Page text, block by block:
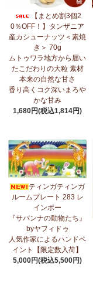
フリルマルチ
無限大！
7/10： ティンガティ
7/10：ティンガティ
名ごとに2つのカテゴ
→ 作家名 A―L
7/7：カンガ2026新柄
7/3：【まとめ割
ナッツ＜素焼き＞＜
まろやかな甘み～
6/30： マルチモバイ
の色』
6/30：ティンガティ
名ごとに2つのカテゴ
→ 作家名 A―L
アフリカスク
ウエルネス アロマ
【まとめ割3個2
0％OFF！】タンザニア
産カシューナッツ＜素焼
き＞ 70g
ムトゥワラ地方から届い
たこだわりの大粒 素材
本来の自然な甘さ
香り高くコク深いまろや
かな甘み
1,680円(税込1,814円)
ティンガティンガ
ルームプレート 283 レ
インボー
『サバンナの動物たち』
byヤフィドゥ
人気作家によるハンドペ
イント【限定数入荷】
5,000円(税込5,500円)